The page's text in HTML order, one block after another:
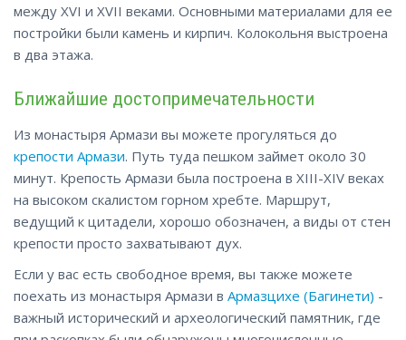
между XVI и XVII веками. Основными материалами для ее
постройки были камень и кирпич. Колокольня выстроена
в два этажа.
Ближайшие достопримечательности
Из монастыря Армази вы можете прогуляться до
крепости Армази. Путь туда пешком займет около 30
минут. Крепость Армази была построена в XIII-XIV веках
на высоком скалистом горном хребте. Маршрут,
ведущий к цитадели, хорошо обозначен, а виды от стен
крепости просто захватывают дух.
Если у вас есть свободное время, вы также можете
поехать из монастыря Армази в Армазцихе (Багинети) -
важный исторический и археологический памятник, где